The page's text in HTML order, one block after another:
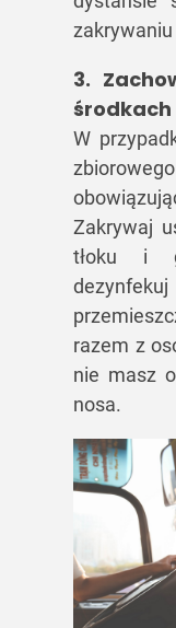
zakrywaniu
3.
W
Zakrywaj
tłoku i
razem z
nie masz
nosa.